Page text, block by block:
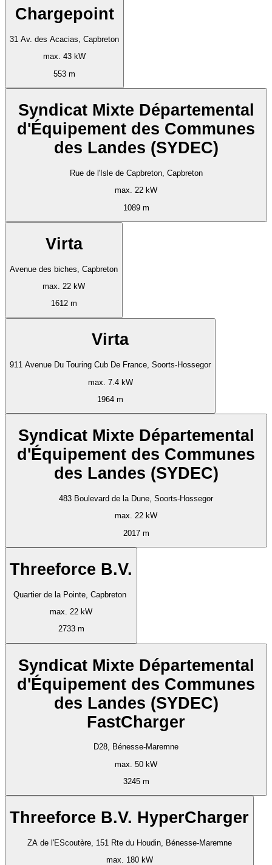
Chargepoint
31 Av. des Acacias, Capbreton
max. 43 kW
553 m
Syndicat Mixte Départemental
d'Équipement des Communes
des Landes (SYDEC)
Rue de l'Isle de Capbreton, Capbreton
max. 22 kW
1089 m
Virta
Avenue des biches, Capbreton
max. 22 kW
1612 m
Virta
911 Avenue Du Touring Cub De France, Soorts-Hossegor
max. 7.4 kW
1964 m
Syndicat Mixte Départemental
d'Équipement des Communes
des Landes (SYDEC)
483 Boulevard de la Dune, Soorts-Hossegor
max. 22 kW
2017 m
Threeforce B.V.
Quartier de la Pointe, Capbreton
max. 22 kW
2733 m
Syndicat Mixte Départemental
d'Équipement des Communes
des Landes (SYDEC)
FastCharger
D28, Bénesse-Maremne
max. 50 kW
3245 m
Threeforce B.V. HyperCharger
ZA de l'EScoutère, 151 Rte du Houdin, Bénesse-Maremne
max. 180 kW